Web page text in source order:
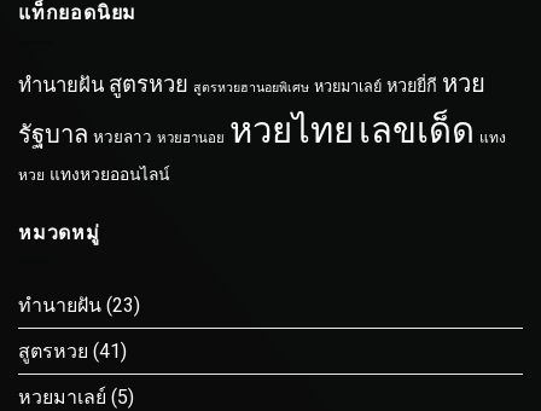
ล่าสุด
นี้
16-
วัน
แท็กยอดนิยม
ทำนายฝัน สูตรหวย สูตรหวยฮานอยพิเศษ หวยมาเลย์ หวยยี่กี หวย
รัฐบาล หวยลาว หวยฮานอย หวยไทย เลขเด็ด แทง
หวย แทงหวยออนไลน์
หมวดหมู่
ทำนายฝัน (23)
สูตรหวย (41)
หวยมาเลย์ (5)